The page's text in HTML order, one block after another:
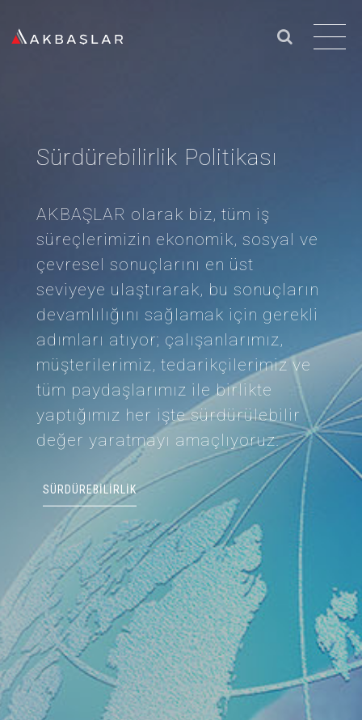
Sürdürebilirlik Politikası
AKBAŞLAR olarak biz, tüm iş
süreçlerimizin ekonomik, sosyal ve
çevresel sonuçlarını en üst
seviyeye ulaştırarak, bu sonuçların
devamlılığını sağlamak için gerekli
adımları atıyor; çalışanlarımız,
müşterilerimiz, tedarikçilerimiz ve
tüm paydaşlarımız ile birlikte
yaptığımız her işte sürdürülebilir
değer yaratmayı amaçlıyoruz.
SÜRDÜREBILIRLIK